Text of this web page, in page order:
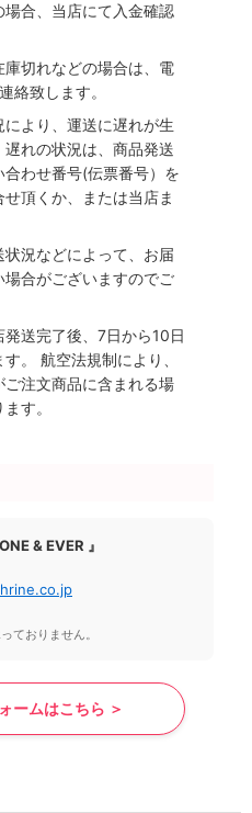
合、当店にて入金確認
切れなどの場合は、電
絡致します。
より、運送に遅れが生
れの状況は、商品発送
わせ番号(伝票番号）を
頂くか、または当店ま
況などによって、お届
合がございますのでご
送完了後、7日から10日
。 航空法規制により、
注文商品に含まれる場
す。
& EVER 』
ておりません。
ームはこちら ＞